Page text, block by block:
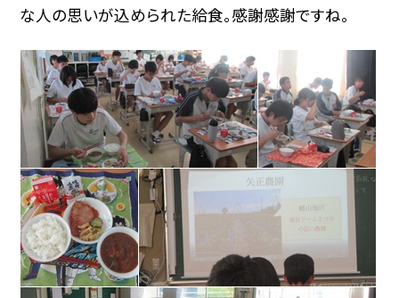
な人の思いが込められた給食。感謝感謝ですね。